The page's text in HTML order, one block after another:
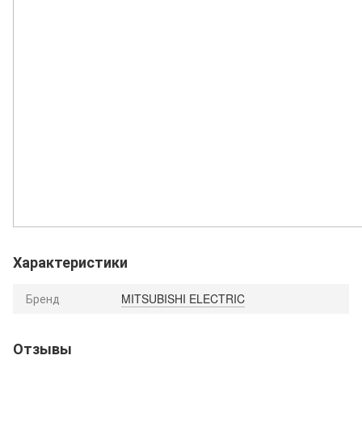
Характеристики
Бренд MITSUBISHI ELECTRIC
Отзывы